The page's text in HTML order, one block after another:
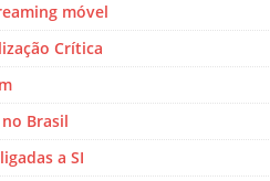
móvel
Crítica
Brasil
a SI